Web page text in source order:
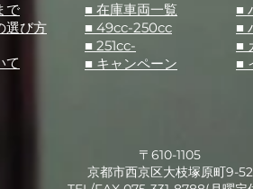
で
選び方
て
■ 在庫車両一覧
■ 49cc-250cc
■ 251cc-
■ キャンペーン
■
​■
​■
​■
〒610-1105
京都市西京区大枝塚原町9-52